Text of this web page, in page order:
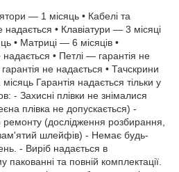
— 1 місяць • Кабелі та
• Клавіатури — 3 місяці
• Матриці — 6 місяців •
• Петлі — гарантія не
не надається • Тачскрини
Гарантія надається тільки у
- Захисні плівки не знімалися
плівка не допускається) -
ремонту (дослідження розбирання,
шлейфів) - Немає будь-
- Виріб надається в
пакованні та повній комплектації.